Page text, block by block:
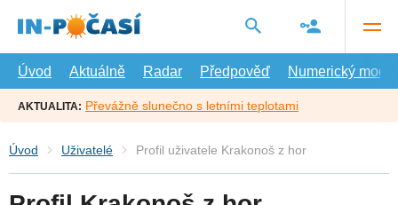
hlavní
Úvod
Aktuálně Radar Předpověď Numerický model
AKTUALITA: Převážně slunečno s letními teplotami
Úvod Uživatelé Profil uživatele Krakonoš z hor